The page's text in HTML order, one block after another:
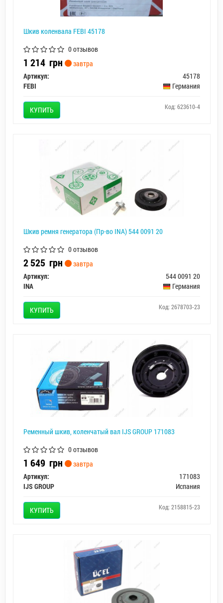
Шкив коленвала FEBI 45178
0 отзывов
1 214 грн
завтра
Артикул:
45178
FEBI
Германия
КУПИТЬ Код: 623610-4
Шкив ремня генератора (Пр-во INA) 544 0091 20
0 отзывов
2 525 грн
завтра
Артикул:
544 0091 20
INA
Германия
КУПИТЬ Код: 2678703-23
Ременный шкив, коленчатый вал IJS GROUP 171083
0 отзывов
1 649 грн
завтра
Артикул:
171083
IJS GROUP
Испания
КУПИТЬ Код: 2158815-23